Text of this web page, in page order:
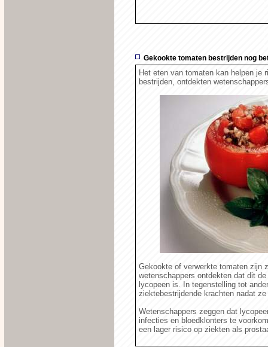
Gekookte tomaten bestrijden nog
Het eten van tomaten kan helpen je
bestrijden, ontdekten
Gekookte of verwerkte tomaten zijn
wetenschappers ontdekten dat dit
lycopeen is. In tegenstelling tot
ziektebestrijdende krachten nadat
Wetenschappers zeggen dat
infecties en bloedklonters te
een lager risico op ziekten als